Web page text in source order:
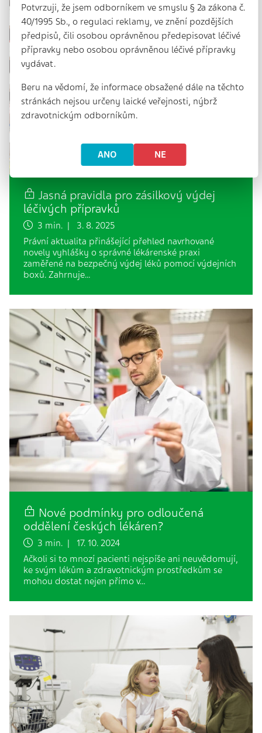
Jasná pravidla pro zásilkový výdej
léčivých přípravků
3 min. | 3. 8. 2025
Právní aktualita přinášející přehled navrhované
novely vyhlášky o správné lékárenské praxi
zaměřené na bezpečný výdej léků pomocí výdejních
boxů. Zahrnuje…
Nové podmínky pro odloučená
oddělení českých lékáren?
3 min. | 17. 10. 2024
Ačkoli si to mnozí pacienti nejspíše ani neuvědomují,
ke svým lékům a zdravotnickým prostředkům se
mohou dostat nejen přímo v…
Potvrzuji, že jsem odborníkem ve smyslu § 2a zákona č.
40/1995 Sb., o regulaci reklamy, ve znění pozdějších
předpisů, čili osobou oprávněnou předepisovat léčivé
přípravky nebo osobou oprávněnou léčivé přípravky
vydávat.
Beru na vědomí, že informace obsažené dále na těchto
stránkách nejsou určeny laické veřejnosti, nýbrž
zdravotnickým odborníkům.
ANO NE